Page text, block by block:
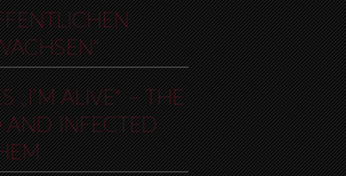
„I’M ALIVE“ – THE
AND INFECTED